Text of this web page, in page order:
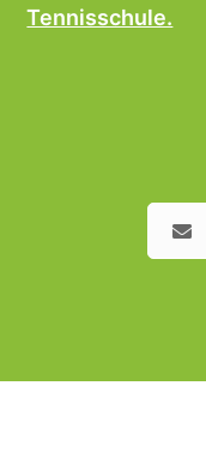
Tennisschule.